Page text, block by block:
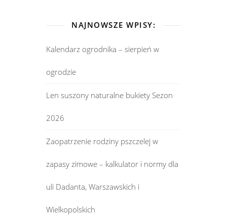
NAJNOWSZE WPISY:
Kalendarz ogrodnika – sierpień w
ogrodzie
Len suszony naturalne bukiety Sezon
2026
Zaopatrzenie rodziny pszczelej w
zapasy zimowe – kalkulator i normy dla
uli Dadanta, Warszawskich i
Wielkopolskich